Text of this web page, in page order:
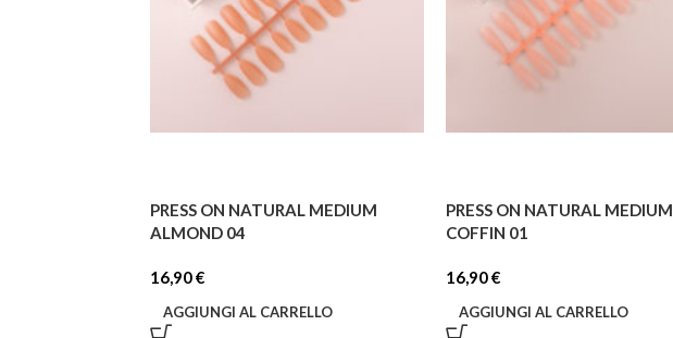
PRESS ON NATURAL MEDIUM
ALMOND 04
16,90€
AGGIUNGI AL CARRELLO
PRESS ON NATURAL MEDIUM
COFFIN 01
16,90€
AGGIUNGI AL CARRELLO